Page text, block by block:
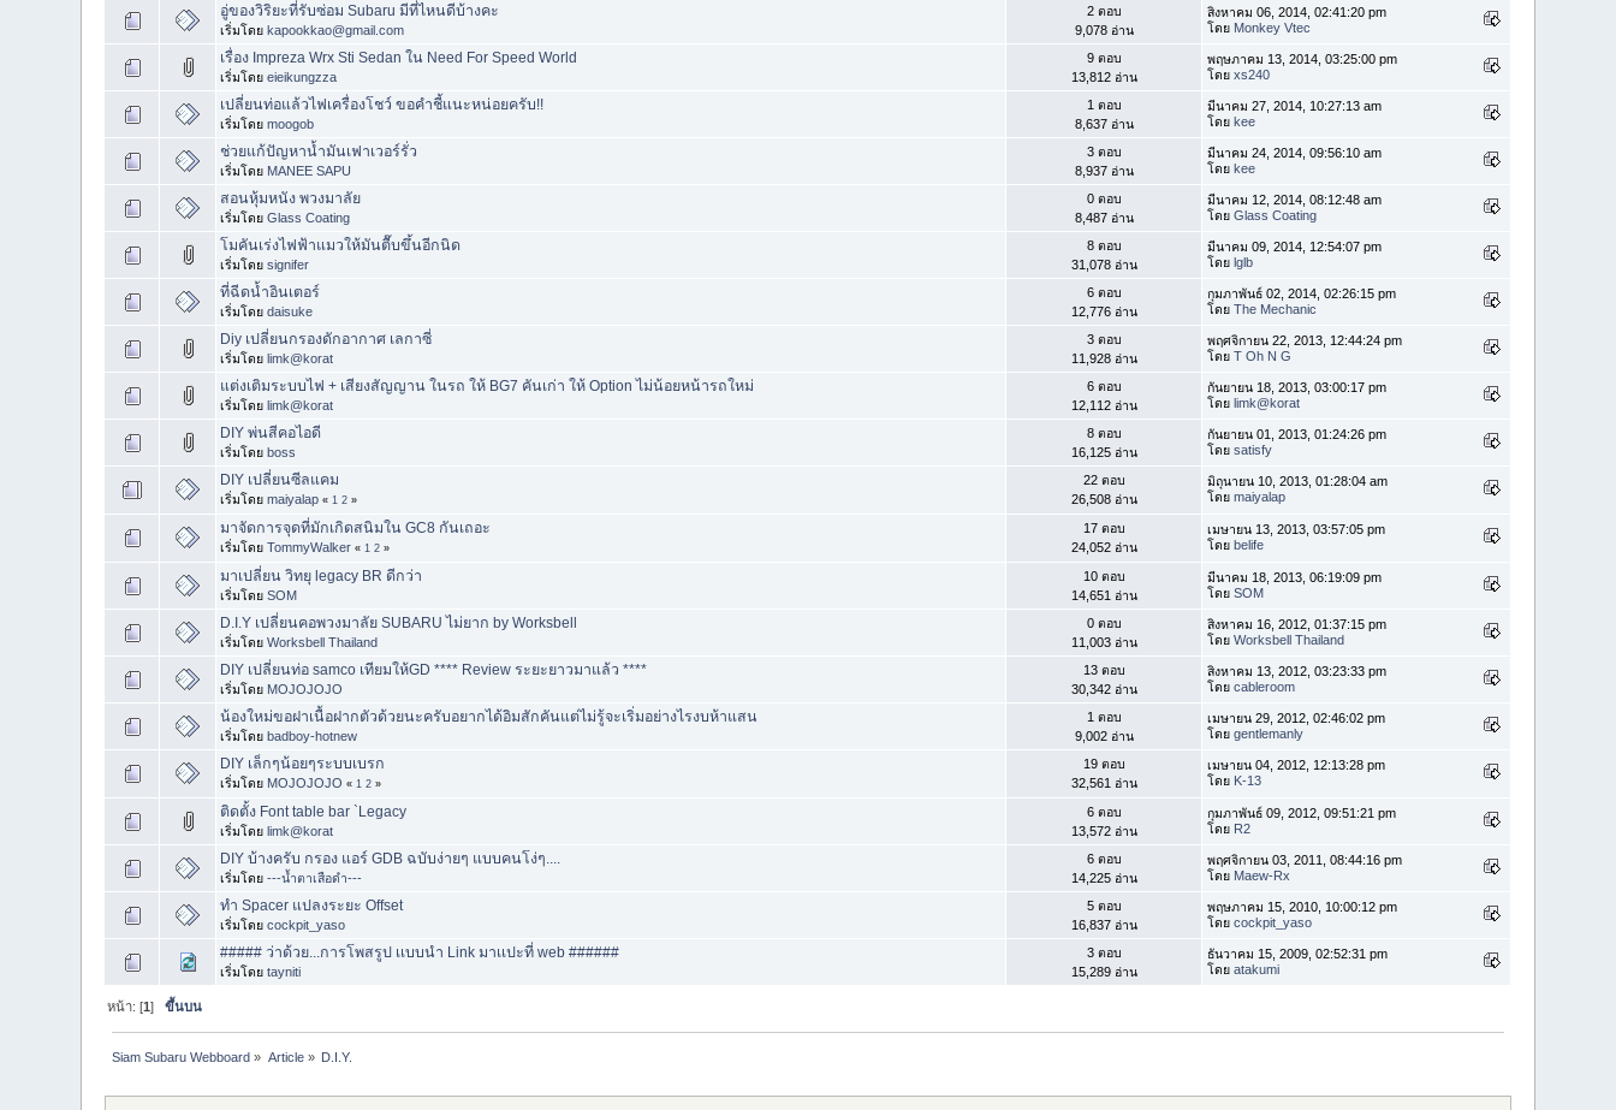
อู่ของวิริยะที่รับซ่อม Subaru มีที่ไหนดีบ้างคะ
เริ่มโดยkapookkao@gmail.com
2 ตอบ
9,078 อ่าน
สิงหาคม 06, 2014, 02:41:20 pm
โดย Monkey Vtec
เรื่อง Impreza Wrx Sti Sedan ใน Need For Speed World
เริ่มโดยeieikungzza
9 ตอบ
13,812 อ่าน
พฤษภาคม 13, 2014, 03:25:00 pm
โดยxs240
เปลี่ยนท่อแล้วไฟเครื่องโชว์ ขอคำชี้แนะหน่อยครับ!!
เริ่มโดยmoogob
1 ตอบ
8,637 อ่าน
มีนาคม 27, 2014, 10:27:13 am
โดยkee
ช่วยแก้ปัญหาน้ำมันเฟาเวอร์รั่ว
เริ่มโดย MANEE SAPU
3 ตอบ
8,937 อ่าน
มีนาคม 24, 2014, 09:56:10 am
โดยkee
สอนหุ้มหนัง พวงมาลัย
เริ่มโดยGlass Coating
0 ตอบ
8,487 อ่าน
มีนาคม 12, 2014, 08:12:48 am
โดยGlass Coating
โมคันเร่งไฟฟ้าแมวให้มันตื๊บขึ้นอีกนิด
เริ่มโดยsignifer
8 ตอบ
31,078 อ่าน
มีนาคม 09, 2014, 12:54:07 pm
โดยlglb
ที่ฉีดน้ำอินเตอร์
เริ่มโดยdaisuke
6 ตอบ
12,776 อ่าน
กุมภาพันธ์ 02, 2014, 02:26:15 pm
โดยThe Mechanic
Diy เปลี่ยนกรองดักอากาศ เลกาซี่
เริ่มโดยlimk@korat
3 ตอบ
11,928 อ่าน
พฤศจิกายน 22, 2013, 12:44:24 pm
โดยT Oh N G
แต่งเติมระบบไฟ + เสียงสัญญาน ในรถ ให้ BG7 คันเก่า ให้ Option ไม่น้อยหน้ารถใหม่
เริ่มโดยlimk@korat
6 ตอบ
12,112 อ่าน
กันยายน 18, 2013, 03:00:17 pm
โดยlimk@korat
DIY พ่นสีคอไอดี
เริ่มโดยboss
8 ตอบ
16,125 อ่าน
กันยายน 01, 2013, 01:24:26 pm
โดยsatisfy
DIY เปลี่ยนซีลแคม
เริ่มโดยmaiyalap « 1 2 »
22 ตอบ
26,508 อ่าน
มิถุนายน 10, 2013, 01:28:04 am
โดยmaiyalap
มาจัดการจุดที่มักเกิดสนิมใน GC8 กันเถอะ
เริ่มโดยTommyWalker « 1 2 »
17 ตอบ
24,052 อ่าน
เมษายน 13, 2013, 03:57:05 pm
โดยbelife
มาเปลี่ยน วิทยุ legacy BR ดีกว่า
เริ่มโดยSOM
10 ตอบ
14,651 อ่าน
มีนาคม 18, 2013, 06:19:09 pm
โดยSOM
D.I.Y เปลี่ยนคอพวงมาลัย SUBARU ไม่ยาก by Worksbell
เริ่มโดยWorksbell Thailand
0 ตอบ
11,003 อ่าน
สิงหาคม 16, 2012, 01:37:15 pm
โดยWorksbell Thailand
DIY เปลี่ยนท่อ samco เทียมให้GD **** Review ระยะยาวมาแล้ว ****
เริ่มโดย MOJOJOJO
13 ตอบ
30,342 อ่าน
สิงหาคม 13, 2012, 03:23:33 pm
โดยcableroom
น้องใหม่ขอฝาเนื้อฝากตัวด้วยนะครับอยากได้อิมสักคันแต่ไม่รู้จะเริ่มอย่างไรงบห้าแสน
เริ่มโดยbadboy-hotnew
1 ตอบ
9,002 อ่าน
เมษายน 29, 2012, 02:46:02 pm
โดยgentlemanly
DIY เล็กๆน้อยๆระบบเบรก
เริ่มโดย MOJOJOJO « 1 2 »
19 ตอบ
32,561 อ่าน
เมษายน 04, 2012, 12:13:28 pm
โดย K-13
ติดตั้ง Font table bar `Legacy
เริ่มโดยlimk@korat
6 ตอบ
13,572 อ่าน
กุมภาพันธ์ 09, 2012, 09:51:21 pm
โดย R2
DIY บ้างครับ กรอง แอร์ GDB ฉบับง่ายๆ แบบคนโง่ๆ....
เริ่มโดย---น้ำตาเสือดำ---
6 ตอบ
14,225 อ่าน
พฤศจิกายน 03, 2011, 08:44:16 pm
โดย Maew-Rx
ทำ Spacer แปลงระยะ Offset
เริ่มโดยcockpit_yaso
5 ตอบ
16,837 อ่าน
พฤษภาคม 15, 2010, 10:00:12 pm
โดยcockpit_yaso
##### ว่าด้วย...การโพสรูป เเบบนำ Link มาเเปะที่ web ######
เริ่มโดยtayniti
3 ตอบ
15,289 อ่าน
ธันวาคม 15, 2009, 02:52:31 pm
โดยatakumi
หน้า: [1]ขึ้นบน
Siam Subaru Webboard » Article» D.I.Y.